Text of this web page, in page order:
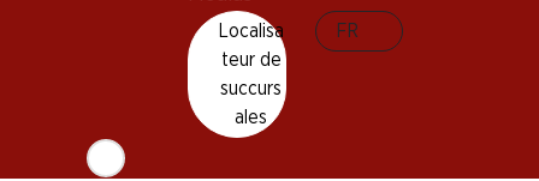
Localisa
teur de
succurs
ales
FR
Température de dégustation
Empreinte carbone